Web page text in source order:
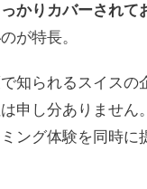
かりカバーされて
のが特長。
知られるスイスの
申し分ありません
ング体験を同時に